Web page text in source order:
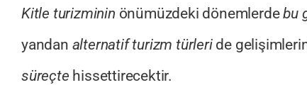
Kitle turizminin önümüzdeki dönemlerdebu
yandan alternatif turizm türleride
süreçte hissettirecektir.